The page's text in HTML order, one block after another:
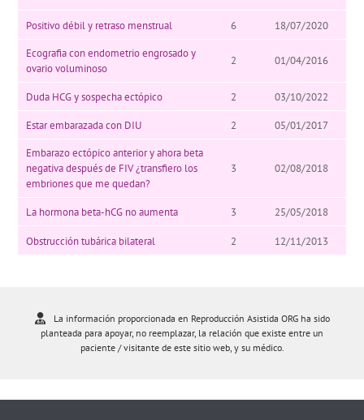
Positivo débil y retraso menstrual 6
18/07/2020
Ecografia con endometrio engrosado y
ovario voluminoso
2 01/04/2016
Duda HCG y sospecha ectópico 2 03/10/2022
Estar embarazada con DIU 2
05/01/2017
Embarazo ectópico anterior y ahora beta
negativa después de FIV ¿transfiero los
embriones que me quedan?
3 02/08/2018
La hormona beta-hCG no aumenta 3 25/05/2018
Obstrucción tubárica bilateral 2 12/11/2013
La información proporcionada en Reproducción Asistida ORG ha sido
planteada para apoyar, no reemplazar, la relación que existe entre un
paciente / visitante de este sitio web, y su médico.